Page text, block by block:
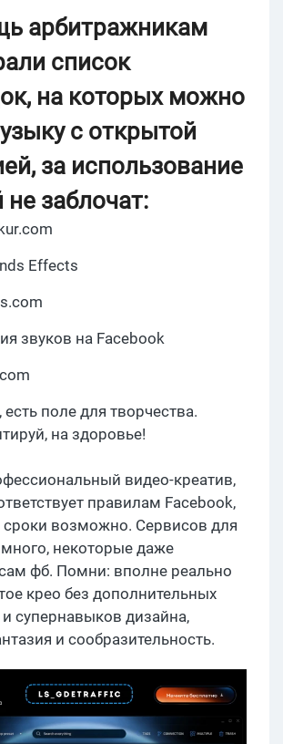
арбитражникам
список
на которых можно
с открытой
за использование
не заблочат:
Effects
звуков на Facebook
поле для творчества.
на здоровье!
видео-креатив,
правилам Facebook,
сроки возможно. Сервисов для
много, некоторые даже
фб. Помни: вполне реально
крео без дополнительных
супернавыков дизайна,
и сообразительность.